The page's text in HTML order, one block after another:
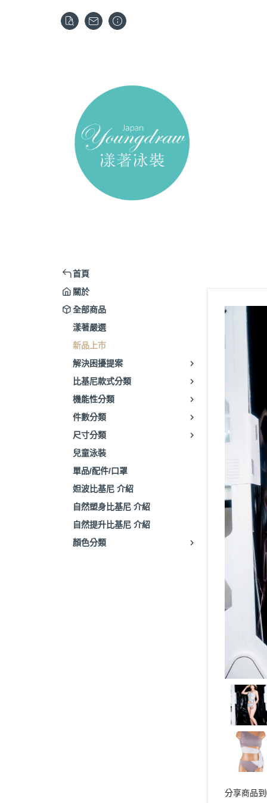
首頁
關於
全部商品
漾著嚴選
新品上市
解決困擾提案
比基尼款式分類
機能性分類
件數分類
尺寸分類
兒童泳裝
單品/配件/口罩
妲波比基尼 介紹
自然塑身比基尼 介紹
自然提升比基尼 介紹
顏色分類
分享商品到